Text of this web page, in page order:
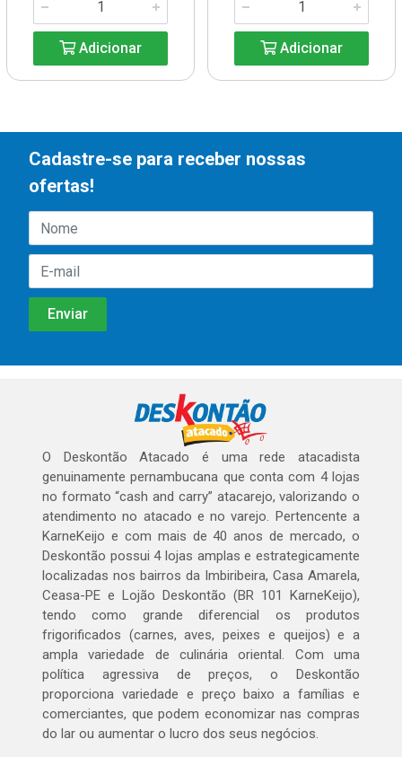
Adicionar Adicionar
Cadastre-se para receber nossas
ofertas!
O Deskontão Atacado é uma rede atacadista
genuinamente pernambucana que conta com 4 lojas
no formato “cash and carry” atacarejo, valorizando o
atendimento no atacado e no varejo. Pertencente a
KarneKeijo e com mais de 40 anos de mercado, o
Deskontão possui 4 lojas amplas e estrategicamente
localizadas nos bairros da Imbiribeira, Casa Amarela,
Ceasa-PE e Lojão Deskontão (BR 101 KarneKeijo),
tendo como grande diferencial os produtos
frigorificados (carnes, aves, peixes e queijos) e a
ampla variedade de culinária oriental. Com uma
política agressiva de preços, o Deskontão
proporciona variedade e preço baixo a famílias e
comerciantes, que podem economizar nas compras
do lar ou aumentar o lucro dos seus negócios.